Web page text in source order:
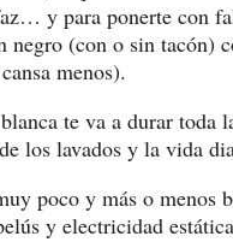
y para ponerte con
negro (con o sin tacón)
menos).
te va a durar toda
los lavados y la vida
poco y más o menos
y electricidad